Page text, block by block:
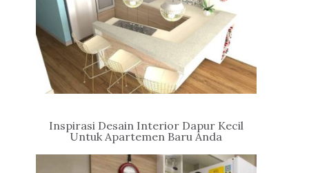
Inspirasi Desain Interior Dapur Kecil
Untuk Apartemen Baru Anda